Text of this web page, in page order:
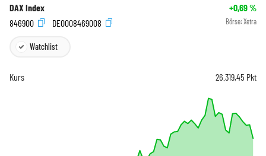
DAX Index +0,69%
846900
DE0008469008 Börse: Xetra
Watchlist
Kurs 26.319,45 Pkt